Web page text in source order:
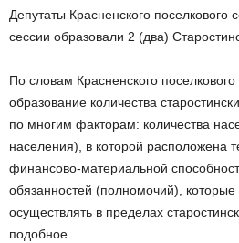
Депутаты Красненского поселкового
сессии образовали 2 (два)
По словам Красненского
образование количества
по многим факторам: количества
населения), в которой расположена
финансово-материальной
обязанностей (полномочий), которые
осуществлять в пределах
подобное.